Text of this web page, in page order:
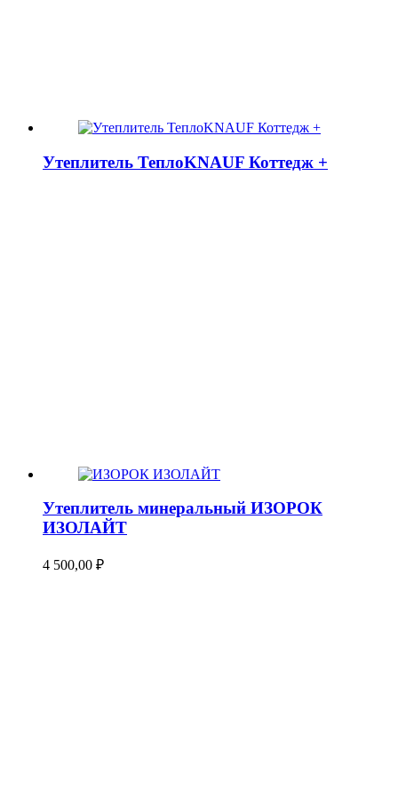
Утеплитель ТеплоKNAUF Коттедж +
Утеплитель минеральный ИЗОРОК
ИЗОЛАЙТ
4 500,00 ₽